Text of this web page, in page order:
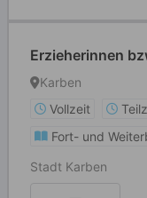
Erzieherinnen
Karben
Vollzeit
Fort- und
Stadt Karben